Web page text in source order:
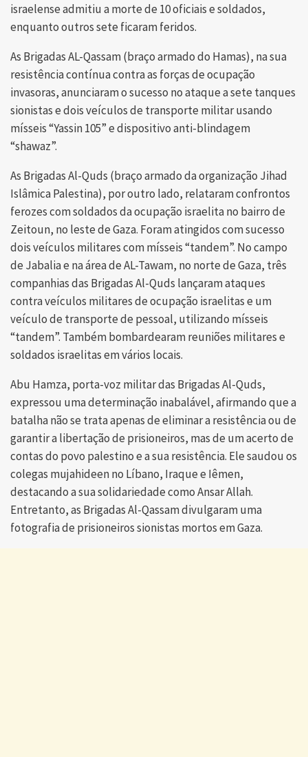
israelense admitiu a morte de 10 oficiais e soldados,
enquanto outros sete ficaram feridos.
As Brigadas AL-Qassam (braço armado do Hamas), na sua
resistência contínua contra as forças de ocupação
invasoras, anunciaram o sucesso no ataque a sete tanques
sionistas e dois veículos de transporte militar usando
mísseis “Yassin 105” e dispositivo anti-blindagem
“shawaz”.
As Brigadas Al-Quds (braço armado da organização Jihad
Islâmica Palestina), por outro lado, relataram confrontos
ferozes com soldados da ocupação israelita no bairro de
Zeitoun, no leste de Gaza. Foram atingidos com sucesso
dois veículos militares com mísseis “tandem”. No campo
de Jabalia e na área de AL-Tawam, no norte de Gaza, três
companhias das Brigadas Al-Quds lançaram ataques
contra veículos militares de ocupação israelitas e um
veículo de transporte de pessoal, utilizando mísseis
“tandem”. Também bombardearam reuniões militares e
soldados israelitas em vários locais.
Abu Hamza, porta-voz militar das Brigadas Al-Quds,
expressou uma determinação inabalável, afirmando que a
batalha não se trata apenas de eliminar a resistência ou de
garantir a libertação de prisioneiros, mas de um acerto de
contas do povo palestino e a sua resistência. Ele saudou os
colegas mujahideen no Líbano, Iraque e Iêmen,
destacando a sua solidariedade como Ansar Allah.
Entretanto, as Brigadas Al-Qassam divulgaram uma
fotografia de prisioneiros sionistas mortos em Gaza.